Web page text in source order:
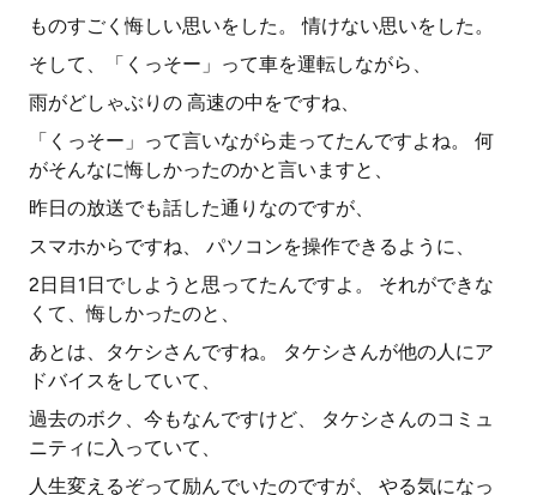
ものすごく悔しい思いをした。 情けない思いをした。
そして、「くっそー」って車を運転しながら、
雨がどしゃぶりの 高速の中をですね、
「くっそー」って言いながら走ってたんですよね。 何
がそんなに悔しかったのかと言いますと、
昨日の放送でも話した通りなのですが、
スマホからですね、 パソコンを操作できるように、
2日目1日でしようと思ってたんですよ。 それができな
くて、悔しかったのと、
あとは、タケシさんですね。 タケシさんが他の人にア
ドバイスをしていて、
過去のボク、今もなんですけど、 タケシさんのコミュ
ニティに入っていて、
人生変えるぞって励んでいたのですが、 やる気になっ